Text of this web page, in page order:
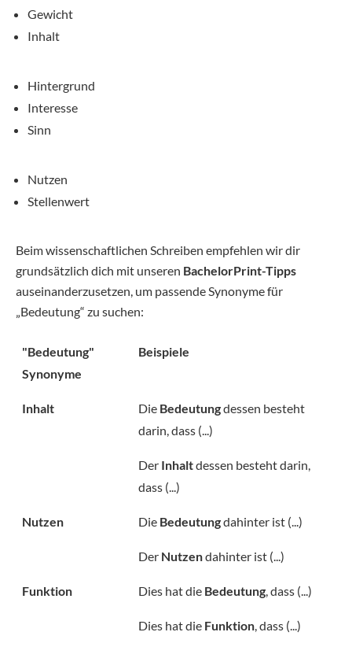
Gewicht
Inhalt
Hintergrund
Interesse
Sinn
Nutzen
Stellenwert
Beim wissenschaftlichen Schreiben empfehlen wir dir
grundsätzlich dich mit unseren BachelorPrint-Tipps
auseinanderzusetzen, um passende Synonyme für
„Bedeutung“ zu suchen:
"Bedeutung"
Synonyme
Beispiele
Inhalt Die Bedeutungdessen besteht
darin, dass (...)
Der Inhaltdessen besteht darin,
dass (...)
Nutzen Die Bedeutungdahinter ist (...)
Der Nutzendahinter ist (...)
Funktion Dies hat die Bedeutung, dass (...)
Dies hat die Funktion, dass (...)